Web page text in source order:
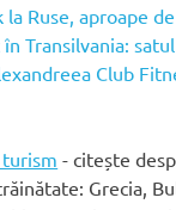
la Ruse, aproape
Transilvania:
Club
- citește
Grecia,